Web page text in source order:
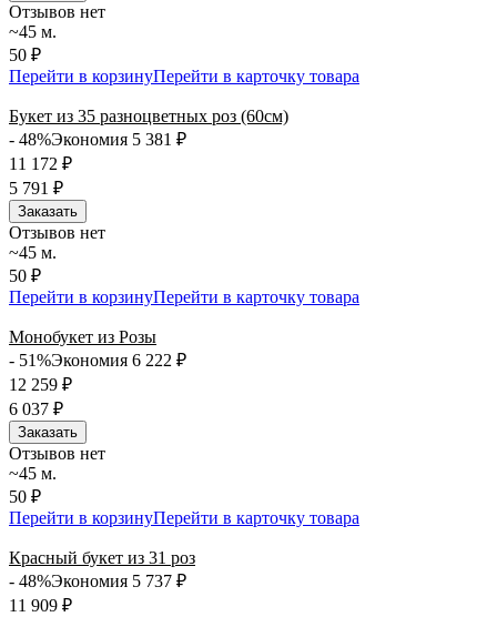
Отзывов нет
~45 м.
50 ₽
Перейти в корзинуПерейти в карточку товара
Букет из 35 разноцветных роз (60см)
- 48%Экономия 5 381 ₽
11 172 ₽
5 791 ₽
Заказать
Отзывов нет
~45 м.
50 ₽
Перейти в корзинуПерейти в карточку товара
Монобукет из Розы
- 51%Экономия 6 222 ₽
12 259 ₽
6 037 ₽
Заказать
Отзывов нет
~45 м.
50 ₽
Перейти в корзинуПерейти в карточку товара
Красный букет из 31 роз
- 48%Экономия 5 737 ₽
11 909 ₽